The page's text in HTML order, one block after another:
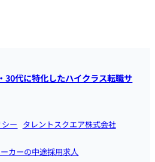
30代に特化したハイクラス転職サ
ー タレントスクエア株式会社
カーの中途採用求人